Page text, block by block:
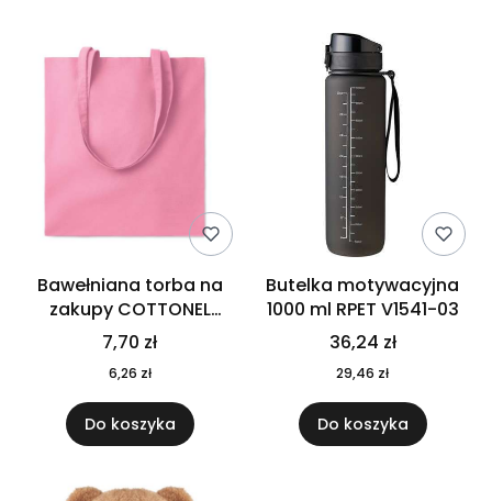
Bawełniana torba na
zakupy COTTONEL
COLOUR++ MO9846-11
7,70 zł
6,26 zł
Do koszyka
Butelka motywacyjna
1000 ml RPET V1541-03
36,24 zł
29,46 zł
Do koszyka